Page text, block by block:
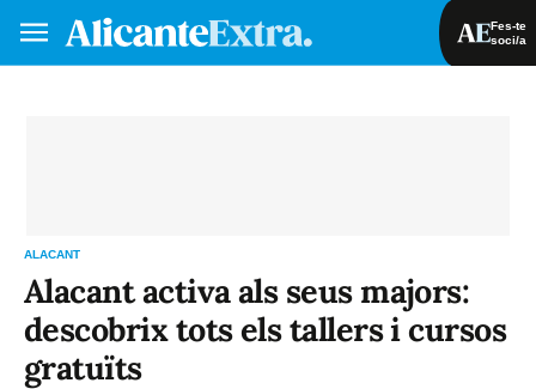
Fes-te
soci/a
ALACANT
Alacant activa als seus majors:
descobrix tots els tallers i cursos
gratuïts